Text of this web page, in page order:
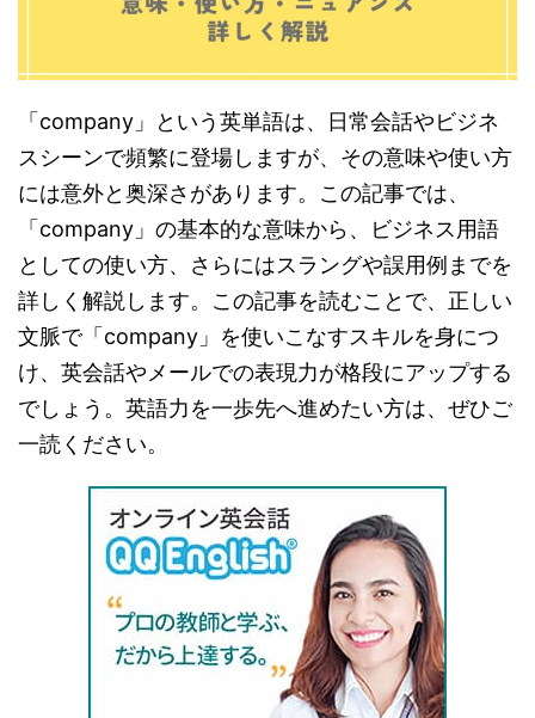
「company」という英単語は、日常会話やビジネ
スシーンで頻繁に登場しますが、その意味や使い方
には意外と奥深さがあります。この記事では、
「company」の基本的な意味から、ビジネス用語
としての使い方、さらにはスラングや誤用例までを
詳しく解説します。この記事を読むことで、正しい
文脈で「company」を使いこなすスキルを身につ
け、英会話やメールでの表現力が格段にアップする
でしょう。英語力を一歩先へ進めたい方は、ぜひご
一読ください。